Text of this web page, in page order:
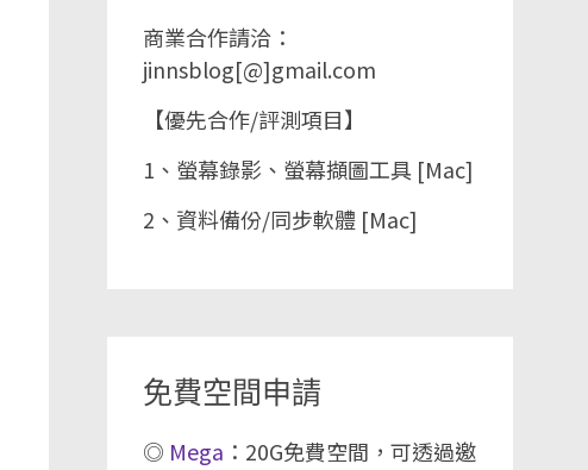
商業合作請洽：
jinnsblog[@]gmail.com
【優先合作/評測項目】
1、螢幕錄影、螢幕擷圖工具 [Mac]
2、資料備份/同步軟體 [Mac]
免費空間申請
◎ Mega ：20G免費空間，可透過邀